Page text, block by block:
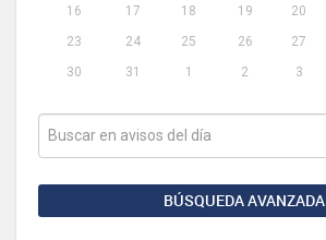
16
17 18 19 20
23
24 25 26 27
30
31 1 2 3
BÚSQUEDA AVANZADA